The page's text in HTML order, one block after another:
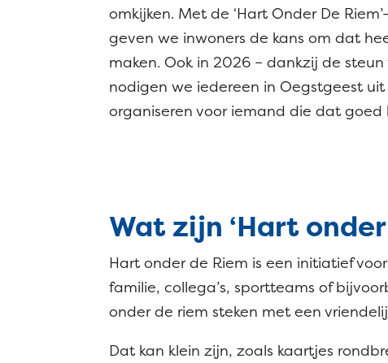
omkijken. Met de ‘Hart Onder De
geven we inwoners de kans om dat
maken. Ook in 2026 – dankzij de steun
nodigen we iedereen in Oegstgeest
organiseren voor iemand die dat goed
Wat zijn ‘Hart
Hart onder de Riem is een initiatief
familie, collega’s, sportteams of
onder de riem steken met een
Dat kan klein zijn, zoals kaartjes